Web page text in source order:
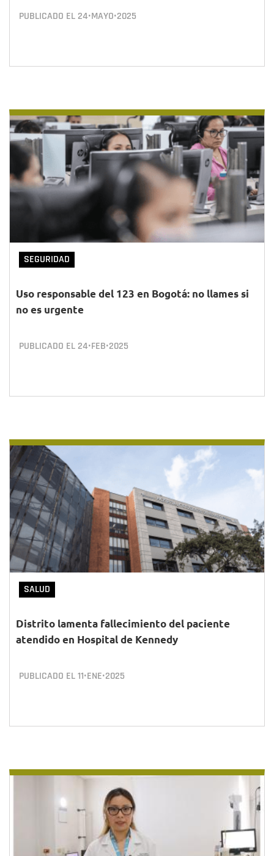
PUBLICADO EL 24•MAYO•2025
SEGURIDAD
Uso responsable del 123 en Bogotá: no llames si
no es urgente
PUBLICADO EL 24•FEB•2025
SALUD
Distrito lamenta fallecimiento del paciente
atendido en Hospital de Kennedy
PUBLICADO EL11•ENE•2025